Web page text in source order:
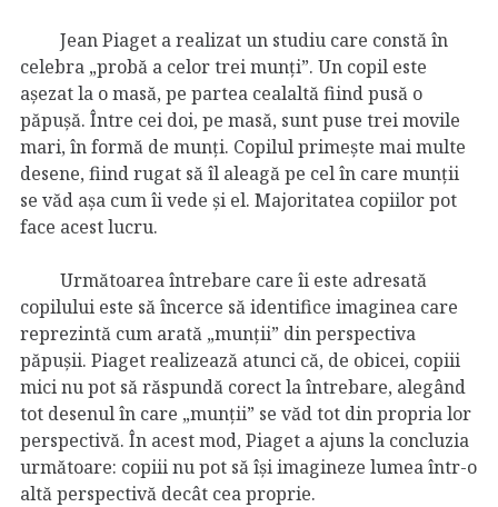
Jean Piaget a realizat un studiu care constă în
celebra „probă a celor trei munți”. Un copil este
așezat la o masă, pe partea cealaltă fiind pusă o
păpușă. Între cei doi, pe masă, sunt puse trei movile
mari, în formă de munți. Copilul primește mai multe
desene, fiind rugat să îl aleagă pe cel în care munții
se văd așa cum îi vede și el. Majoritatea copiilor pot
face acest lucru.
Următoarea întrebare care îi este adresată
copilului este să încerce să identifice imaginea care
reprezintă cum arată „munții” din perspectiva
păpușii. Piaget realizează atunci că, de obicei, copiii
mici nu pot să răspundă corect la întrebare, alegând
tot desenul în care „munții” se văd tot din propria lor
perspectivă. În acest mod, Piaget a ajuns la concluzia
următoare: copiii nu pot să își imagineze lumea într-o
altă perspectivă decât cea proprie.